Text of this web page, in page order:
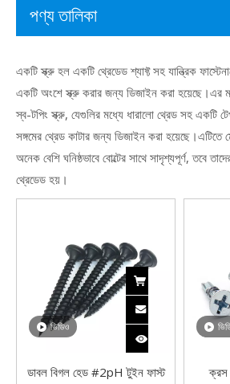
পণ্য তালিকা
একটি স্ক্রু হল একটি থ্রেডেড শ্যাফ্ট সহ যান্ত্রিক
একটি অংশে স্ক্রু করার জন্য ডিজাইন করা হয়েছে।এর
স্ব-টপিং স্ক্রু, যেগুলির মধ্যে ধারালো থ্রেড সহ একটি
সঙ্গমের থ্রেড কাটার জন্য ডিজাইন করা হয়েছে।এটিতে
অনেক বেশি ঘনিষ্ঠভাবে বোল্টের সাথে সাদৃশ্যপূর্ণ, তবে
থ্রেডেড হয়।
ভিডিও
ডাবল বিগল হেড #2pH টুইন ফাস্ট
ক্রস